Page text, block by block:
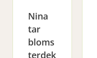
Nina
tar
bloms
terdek